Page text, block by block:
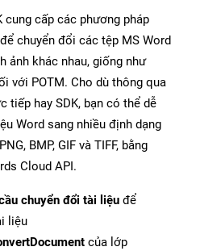
cung cấp các phương pháp
chuyển đổi các tệp MS Word
ảnh khác nhau, giống như
với POTM. Cho dù thông qua
tiếp hay SDK, bạn có thể dễ
Word sang nhiều định dạng
BMP, GIF và TIFF, bằng
Cloud API.
chuyển đổi tài liệu để
liệu
của lớp